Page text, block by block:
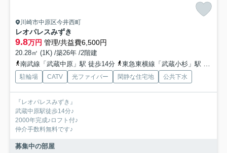
川崎市中原区今井西町
レオパレスみずき
9.8万円 管理/共益費6,500円
20.28㎡ (1K) /築26年 /2階建
南武線「武蔵中原」駅 徒歩14分
東急東横線「武蔵小杉」駅 徒歩17分
駐輪場 CATV 光ファイバー 閑静な住宅地 公共下水
『レオパレスみずき』
武蔵中原駅徒歩14分♪
2000年完成♪ロフト付♪
仲介手数料無料です♪
募集中の部屋